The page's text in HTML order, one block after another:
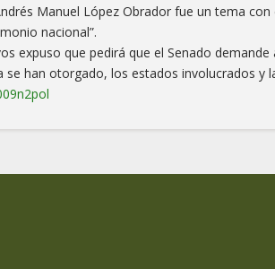
Manuel López Obrador fue un tema
nacional”.
expuso que pedirá que el Senado
han otorgado, los estados involucrados y